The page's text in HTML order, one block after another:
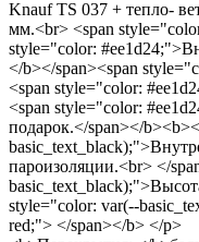
Knauf TS 037 + тепло-
мм.<br> <span
style="color:
</b></span><span
<span style="color:
<span style="color:
подарок.</span></
пароизоляции.<br> </
style="color: var(--
red;"> </span></b> </p>